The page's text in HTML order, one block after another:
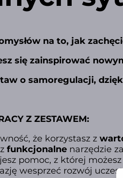
na to, jak
się zainspirować
o samoregulacji,
Z ZESTAWEM:
że korzystasz z
funkcjonalne narzędzie
pomoc, z której
wesprzeć rozwój